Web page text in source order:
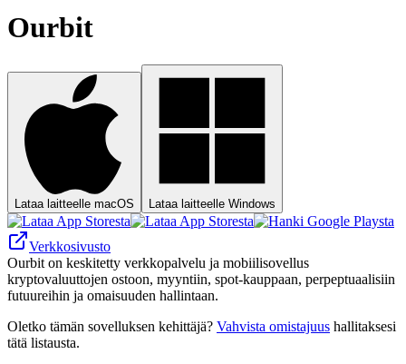
Ourbit
Lataa laitteelle macOS Lataa laitteelle Windows
Verkkosivusto
Ourbit on keskitetty verkkopalvelu ja mobiilisovellus
kryptovaluuttojen ostoon, myyntiin, spot‑kauppaan, perpeptuaalisiin
futuureihin ja omaisuuden hallintaan.
Oletko tämän sovelluksen kehittäjä? Vahvista omistajuus hallitaksesi
tätä listausta.